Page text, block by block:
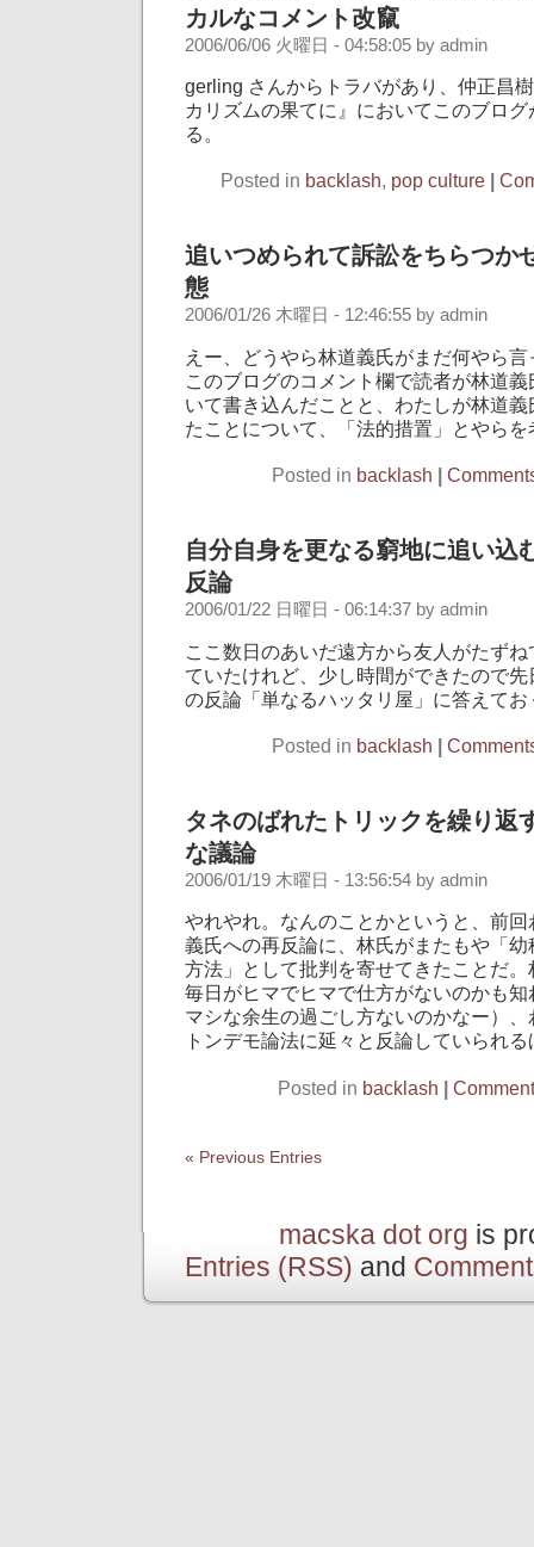
カルなコメント改竄
2006/06/06 火曜日 - 04:58:05 by admin
gerling さんからトラバがあり、仲正昌
カリズムの果てに』においてこのブロ
る。
Posted in backlash, pop culture
追いつめられて訴訟をちらつか
態
2006/01/26 木曜日 - 12:46:55 by admin
えー、どうやら林道義氏がまだ何やら
このブログのコメント欄で読者が林道
いて書き込んだことと、わたしが林道
たことについて、「法的措置」とやら
Posted in backlash |
自分自身を更なる窮地に追い込
反論
2006/01/22 日曜日 - 06:14:37 by admin
ここ数日のあいだ遠方から友人がたず
ていたけれど、少し時間ができたので
の反論「単なるハッタリ屋」に答えてお
Posted in backlash |
タネのばれたトリックを繰り返
な議論
2006/01/19 木曜日 - 13:56:54 by admin
やれやれ。なんのことかというと、前
義氏への再反論に、林氏がまたもや「
方法」として批判を寄せてきたことだ
毎日がヒマでヒマで仕方がないのかも
マシな余生の過ごし方ないのかなー）
トンデモ論法に延々と反論していられ
Posted in backlash |
« Previous Entries
macska dot org is
Entries (RSS) and